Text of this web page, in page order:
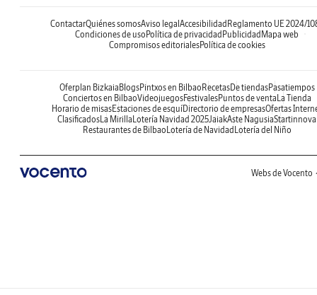
ContactarQuiénes somosAviso legal Accesibilidad Reglamento UE 2024/
Condiciones de uso Política de privacidad Publicidad Mapa web
Compromisos editorialesPolítica de cookies
Oferplan Bizkaia BlogsPintxos en Bilbao RecetasDe tiendasPasatiempos
Conciertos en BilbaoVideojuegosFestivalesPuntos de venta La Tienda
Horario de misasEstaciones de esquíDirectorio de empresasOfertas
Clasificados La Mirilla Lotería Navidad 2025JaiakAste NagusiaStartinnova
Restaurantes de Bilbao Lotería de Navidad Lotería del Niño
Webs de Vocento